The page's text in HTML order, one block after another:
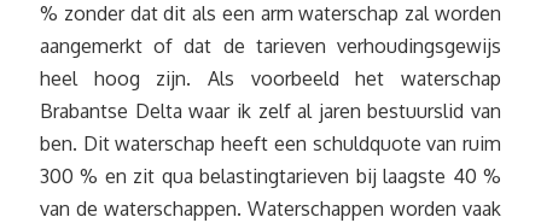
% zonder dat dit als een arm waterschap zal worden
aangemerkt of dat de tarieven verhoudingsgewijs
heel hoog zijn. Als voorbeeld het waterschap
Brabantse Delta waar ik zelf al jaren bestuurslid van
ben. Dit waterschap heeft een schuldquote van ruim
300 % en zit qua belastingtarieven bij laagste 40 %
van de waterschappen. Waterschappen worden vaak